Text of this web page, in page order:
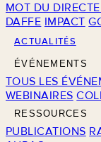
MOT DU
DAFFE IMPACT
ACTUALITÉS
ÉVÉNEMENTS
TOUS LES
WEBINAIRES
RESSOURCES
PUBLICATIONS